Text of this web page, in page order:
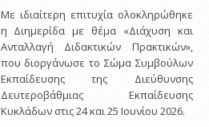
Με ιδιαίτερη επιτυχία ολοκληρώθηκε
η Διημερίδα με θέμα «Διάχυση και
Ανταλλαγή Διδακτικών Πρακτικών»,
που διοργάνωσε το Σώμα Συμβούλων
Εκπαίδευσης της Διεύθυνσης
Δευτεροβάθμιας Εκπαίδευσης
Κυκλάδων στις 24 και 25 Ιουνίου 2026.